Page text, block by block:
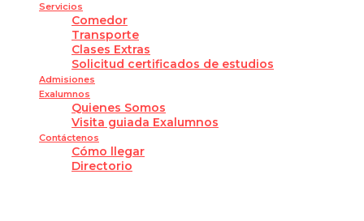
Servicios
Comedor
Transporte
Clases Extras
Solicitud certificados de estudios
Admisiones
Exalumnos
Quienes Somos
Visita guiada Exalumnos
Contáctenos
Cómo llegar
Directorio